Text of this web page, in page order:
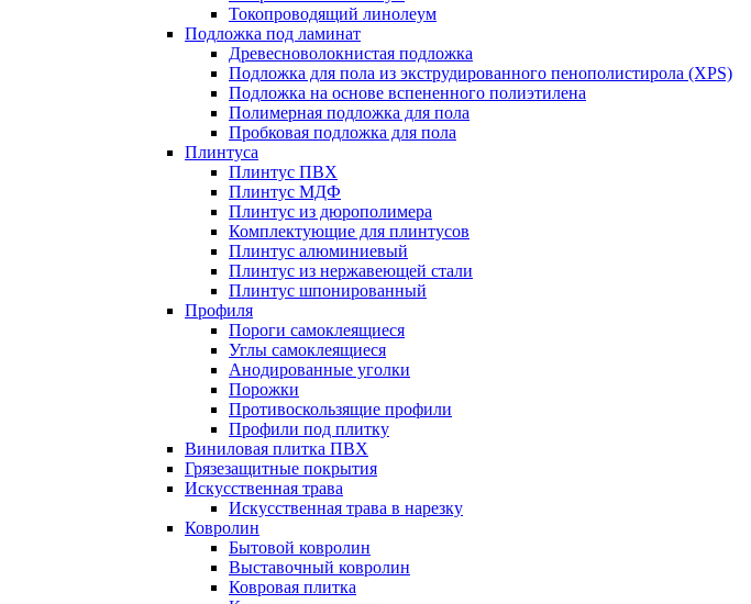
Токопроводящий линолеум
Подложка под ламинат
Древесноволокнистая подложка
Подложка для пола из экструдированного пенополистирола (XPS)
Подложка на основе вспененного полиэтилена
Полимерная подложка для пола
Пробковая подложка для пола
Плинтуса
Плинтус ПВХ
Плинтус МДФ
Плинтус из дюрополимера
Комплектующие для плинтусов
Плинтус алюминиевый
Плинтус из нержавеющей стали
Плинтус шпонированный
Профиля
Пороги самоклеящиеся
Углы самоклеящиеся
Анодированные уголки
Порожки
Противоскользящие профили
Профили под плитку
Виниловая плитка ПВХ
Грязезащитные покрытия
Искусственная трава
Искусственная трава в нарезку
Ковролин
Бытовой ковролин
Выставочный ковролин
Ковровая плитка